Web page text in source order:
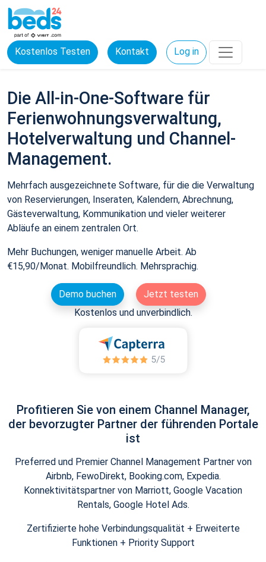
Kostenlos Testen Kontakt Log in
Die All-in-One-Software für
Ferienwohnungsverwaltung,
Hotelverwaltung und Channel-
Management.
Mehrfach ausgezeichnete Software, für die die Verwaltung
von Reservierungen, Inseraten, Kalendern, Abrechnung,
Gästeverwaltung, Kommunikation und vieler weiterer
Abläufe an einem zentralen Ort.
Mehr Buchungen, weniger manuelle Arbeit. Ab
€15,90/Monat. Mobilfreundlich. Mehrsprachig.
Demo buchen
Jetzt testen
Kostenlos und unverbindlich.
Profitieren Sie von einem Channel Manager,
der bevorzugter Partner der führenden Portale
ist
Preferred und Premier Channel Management Partner von
Airbnb, FewoDirekt, Booking.com, Expedia.
Konnektivitätspartner von Marriott, Google Vacation
Rentals, Google Hotel Ads.
Zertifizierte hohe Verbindungsqualität + Erweiterte
Funktionen + Priority Support